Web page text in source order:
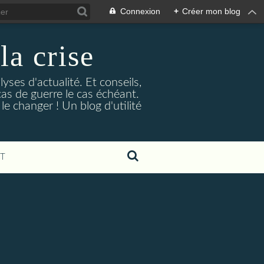
Connexion + Créer mon blog
crise
d'actualité. Et conseils,
de guerre le cas échéant.
changer ! Un blog d'utilité